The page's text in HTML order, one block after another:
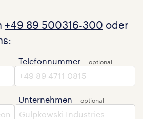
+49 89 500316-300 oder
Telefonnummer
Unternehmen